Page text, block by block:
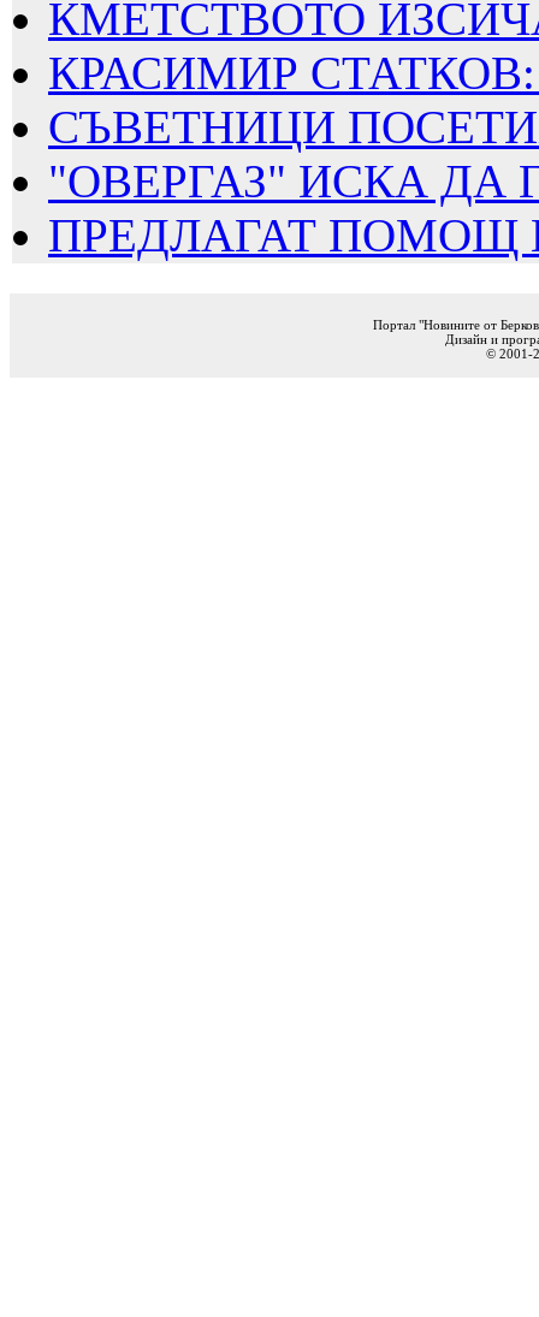
КМЕТСТВОТО
КРАСИМИР
СЪВЕТНИЦИ
"ОВЕРГАЗ" ИСКА ДА
ПРЕДЛАГАТ ПОМОЩ
Портал "Новините от
Дизайн и
© 2001-